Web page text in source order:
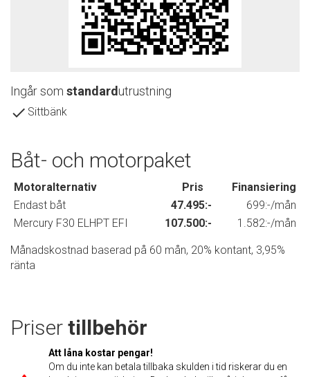
Ingår som standard utrustning
done Sittbänk
Båt- och motorpaket
Motoralternativ Pris
Finansiering
Endast båt
47.495:-
699:-/mån
Mercury F30 ELHPT EFI
107.500:- 1.582:-/mån
Månadskostnad baserad på 60 mån, 20% kontant, 3,95%
ränta
Priser tillbehör
Att låna kostar pengar!
Om du inte kan betala tillbaka skulden i tid riskerar du en